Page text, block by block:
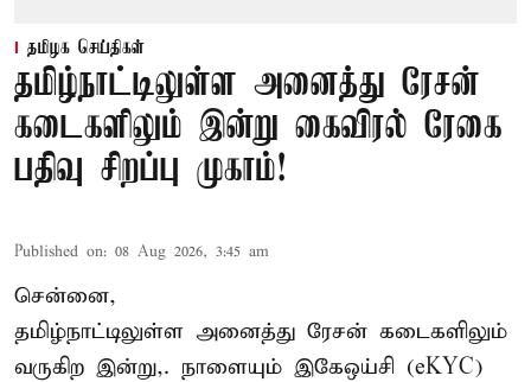
தமிழக செய்திகள்
தமிழ்நாட்டிலுள்ள அனைத்து ரேசன்
கடைகளிலும் இன்று கைவிரல் ரேகை
பதிவு சிறப்பு முகாம்!
Published on: 08 Aug 2026, 3:45 am
சென்னை,
தமிழ்நாட்டிலுள்ள அனைத்து ரேசன் கடைகளிலும்
வருகிற இன்று,. நாளையும் இகேஒய்சி (eKYC)